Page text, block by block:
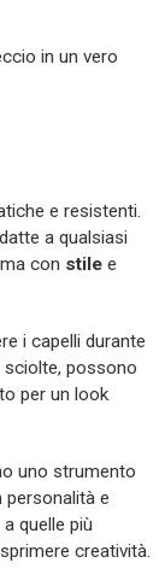
in un vero
e resistenti.
a qualsiasi
con stile e
i capelli durante
sciolte, possono
per un look
uno strumento
personalità e
quelle più
creatività.